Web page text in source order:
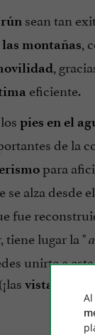
sean tan
las montañas ,
,
eficiente.
pies en el
de la
para
se alza desde
fue
tiene lugar la "
unirte a
vistas